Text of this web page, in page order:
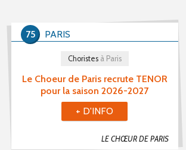
Le Choeur de Paris recrute TENOR
pour la saison 2026-2027
LE CHŒUR DE PARIS
Choristesà Paris
PARIS
75
+ D'INFO